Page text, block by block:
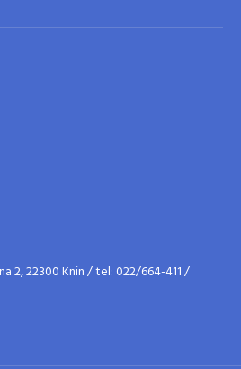
2, 22300 Knin / tel: 022/664-411 /